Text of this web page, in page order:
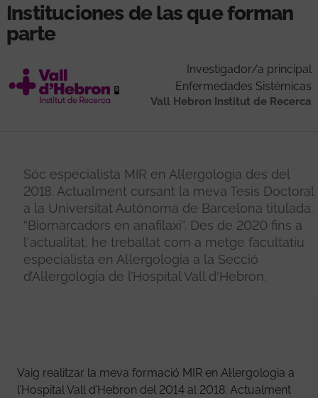
Instituciones de las que forman
parte
Investigador/a principal
Enfermedades Sistémicas
Vall Hebron Institut de Recerca
Sóc especialista MIR en Al·lergologia des del
2018. Actualment cursant la meva Tesis Doctoral
a la Universitat Autònoma de Barcelona titulada:
“Biomarcadors en anafilaxi”. Des de 2020 fins a
l'actualitat, he treballat com a metge facultatiu
especialista en Al·lergologia a la Secció
d’Al·lergologia de l’Hospital Vall d'Hebron.
Vaig realitzar la meva formació MIR en Al·lergologia a
l’Hospital Vall d’Hebron del 2014 al 2018. Actualment